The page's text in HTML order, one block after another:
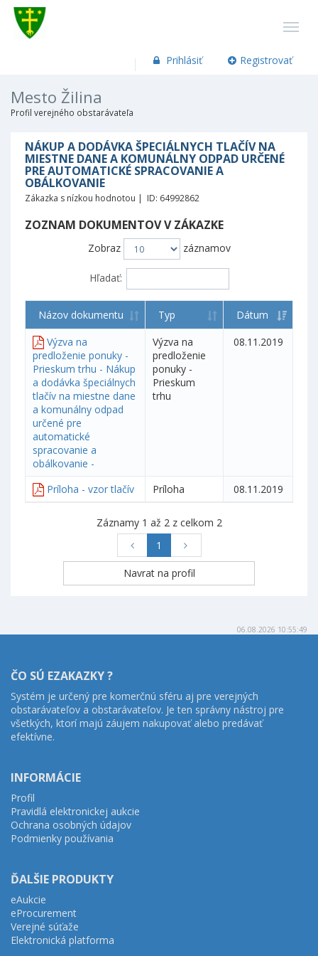
Prihlásiť Registrovať
Mesto Žilina
Profil verejného obstarávateľa
NÁKUP A DODÁVKA ŠPECIÁLNYCH TLAČÍV NA
MIESTNE DANE A KOMUNÁLNY ODPAD URČENÉ
PRE AUTOMATICKÉ SPRACOVANIE A
OBÁLKOVANIE
Zákazka s nízkou hodnotou | ID: 64992862
ZOZNAM DOKUMENTOV V ZÁKAZKE
Zobraz záznamov
Hľadať:
Názov dokumentu Typ
Dátum
Výzva na
predloženie ponuky -
Prieskum trhu - Nákup
a dodávka špeciálnych
tlačív na miestne dane
a komunálny odpad
určené pre
automatické
spracovanie a
obálkovanie -
Výzva na
predloženie
ponuky -
Prieskum
trhu
08.11.2019
Príloha - vzor tlačív Príloha 08.11.2019
Záznamy 1 až 2 z celkom 2
1
06.08.2026 10:55:49
ČO SÚ EZAKAZKY ?
Systém je určený pre komerčnú sféru aj pre verejných
obstarávateľov a obstarávateľov. Je ten správny nástroj pre
všetkých, ktorí majú záujem nakupovať alebo predávať
efektívne.
INFORMÁCIE
Profil
Pravidlá elektronickej aukcie
Ochrana osobných údajov
Podmienky používania
ĎALŠIE PRODUKTY
eAukcie
eProcurement
Verejné súťaže
Elektronická platforma